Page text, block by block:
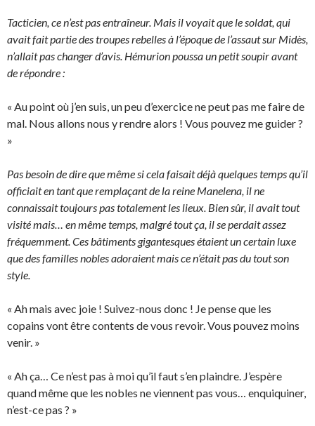
Tacticien, ce n’est pas entraîneur. Mais il voyait que le soldat, qui
avait fait partie des troupes rebelles à l’époque de l’assaut sur Midès,
n’allait pas changer d’avis. Hémurion poussa un petit soupir avant
de répondre :
« Au point où j’en suis, un peu d’exercice ne peut pas me faire de
mal. Nous allons nous y rendre alors ! Vous pouvez me guider ?
»
Pas besoin de dire que même si cela faisait déjà quelques temps qu’il
officiait en tant que remplaçant de la reine Manelena, il ne
connaissait toujours pas totalement les lieux. Bien sûr, il avait tout
visité mais… en même temps, malgré tout ça, il se perdait assez
fréquemment. Ces bâtiments gigantesques étaient un certain luxe
que des familles nobles adoraient mais ce n’était pas du tout son
style.
« Ah mais avec joie ! Suivez-nous donc ! Je pense que les
copains vont être contents de vous revoir. Vous pouvez moins
venir. »
« Ah ça… Ce n’est pas à moi qu’il faut s’en plaindre. J’espère
quand même que les nobles ne viennent pas vous… enquiquiner,
n’est-ce pas ? »